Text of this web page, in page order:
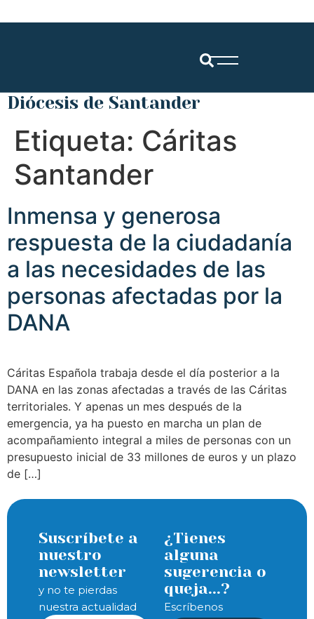
Diócesis de Santander
Etiqueta: Cáritas
Santander
Inmensa y generosa
respuesta de la ciudadanía
a las necesidades de las
personas afectadas por la
DANA
Cáritas Española trabaja desde el día posterior a la
DANA en las zonas afectadas a través de las Cáritas
territoriales. Y apenas un mes después de la
emergencia, ya ha puesto en marcha un plan de
acompañamiento integral a miles de personas con un
presupuesto inicial de 33 millones de euros y un plazo
de […]
Suscríbete a
nuestro
newsletter
y no te pierdas
nuestra actualidad
¿Tienes
alguna
sugerencia o
queja...?
Escríbenos